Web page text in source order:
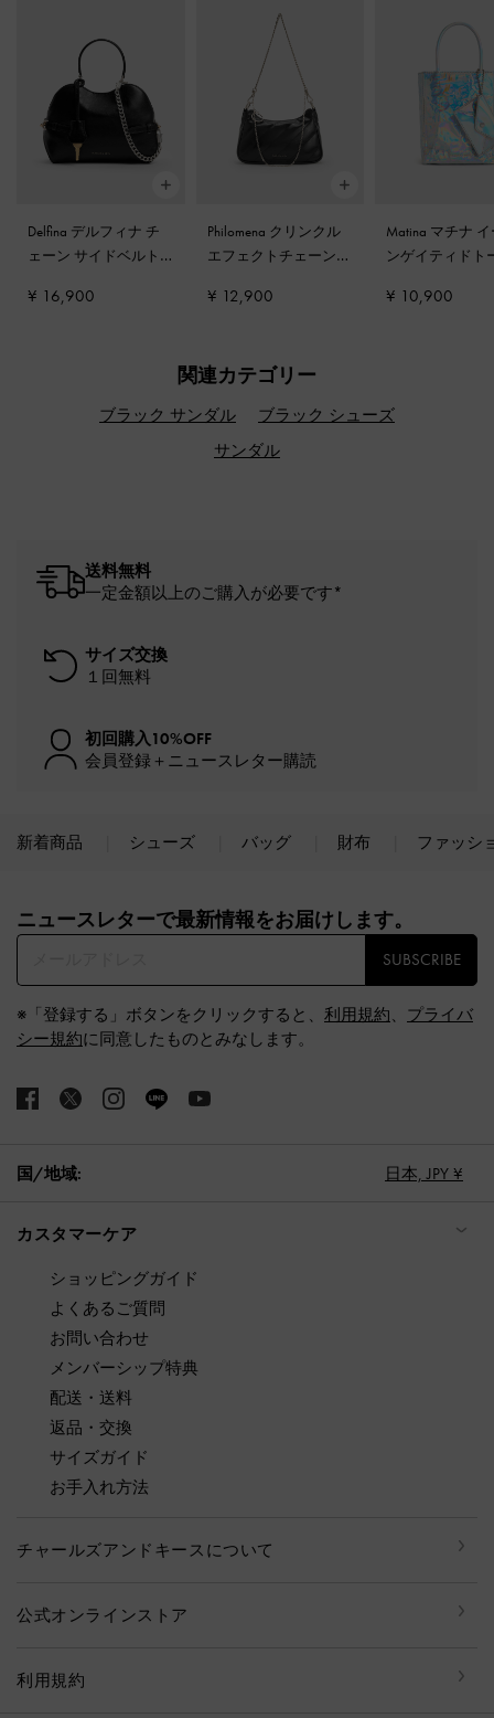
Delfina デルフィナ チ
ェーン サイドベルト
ル
¥ 16,900
Philomena クリンクル
エフェクトチェーンス
ィバッグ-
¥ 12,900
Matina マチナ
ンゲイティドト
ー
¥ 10,900
関連カテゴリー
ブラック サンダル
ブラック シューズ
サンダル
送料無料
一定金額以上のご購入が必要です*
サイズ交換
１回無料
初回購入10%OFF
会員登録＋ニュースレター購読
新着商品 シューズ バッグ 財布 ファッシ
ニュースレターで最新情報をお届けします。​
SUBSCRIBE
※「登録する」ボタンをクリックすると、 利用規約、 プライバ
シー規約に同意したものとみなします。
国/地域: 日本, JPY ¥
カスタマーケア
ショッピングガイド
よくあるご質問
お問い合わせ
メンバーシップ特典
配送・送料
返品・交換
サイズガイド
お手入れ方法
チャールズアンドキースについて
公式オンラインストア
利用規約